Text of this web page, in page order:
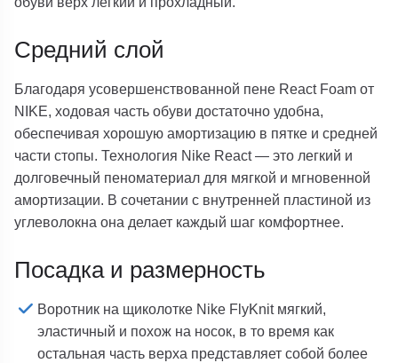
Средний слой
Благодаря усовершенствованной пене React Foam от
NIKE, ходовая часть обуви достаточно удобна,
обеспечивая хорошую амортизацию в пятке и средней
части стопы. Технология Nike React — это легкий и
долговечный пеноматериал для мягкой и мгновенной
амортизации. В сочетании с внутренней пластиной из
углеволокна она делает каждый шаг комфортнее.
Посадка и размерность
Воротник на щиколотке Nike FlyKnit мягкий,
эластичный и похож на носок, в то время как
остальная часть верха представляет собой более